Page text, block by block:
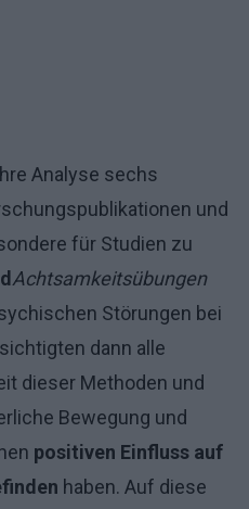
Analyse sechs
und
für Studien zu
Achtsamkeitsübungen
Störungen bei
dann alle
dieser Methoden und
Bewegung und
positiven Einfluss auf
haben. Auf diese